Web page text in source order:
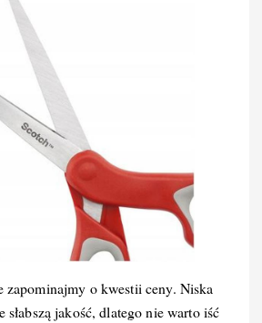
zapominajmy o kwestii ceny. Niska
słabszą jakość, dlatego nie warto iść